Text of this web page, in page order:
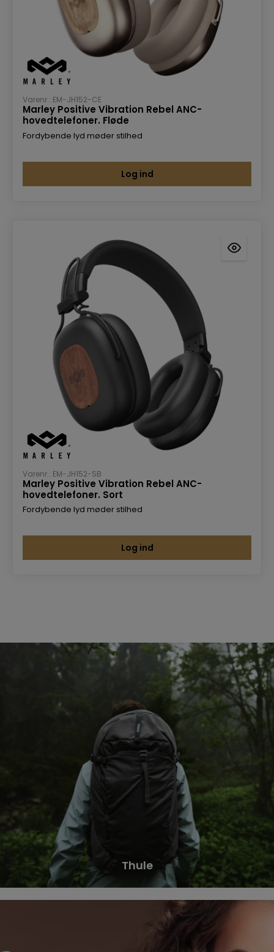
Varenr.: EM-JH152-CE
Marley Positive Vibration Rebel ANC-
hovedtelefoner. Fløde
Fordybende lyd møder stilhed
Log ind
Varenr.: EM-JH152-SB
Marley Positive Vibration Rebel ANC-
hovedtelefoner. Sort
Fordybende lyd møder stilhed
Log ind
Thule